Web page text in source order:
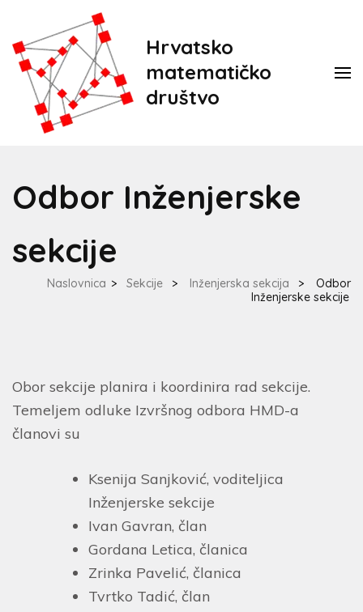
Hrvatsko
matematičko
društvo
Odbor Inženjerske
sekcije
Naslovnica > Sekcije > Inženjerska sekcija >
Odbor
Inženjerske sekcije
Obor sekcije planira i koordinira rad sekcije.
Temeljem odluke Izvršnog odbora HMD-a
članovi su
Ksenija Sanjković, voditeljica
Inženjerske sekcije
Ivan Gavran, član
Gordana Letica, članica
Zrinka Pavelić, članica
Tvrtko Tadić, član